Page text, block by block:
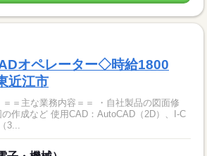
オペレーター◇時給1800
近江市
作成など 使用CAD：AutoCAD（2D）、I-C
3...